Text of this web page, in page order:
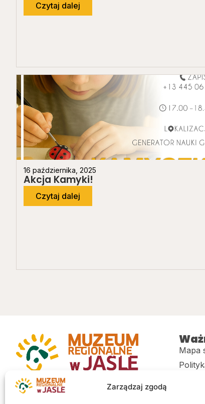
Zarządzaj zgodą
Czytaj dalej
16 października, 2025
Akcja Kamyki!
Czytaj dalej
Muzeum regionalne w Jaśle im. dr.
Stanisława Kadyiego
Mapa